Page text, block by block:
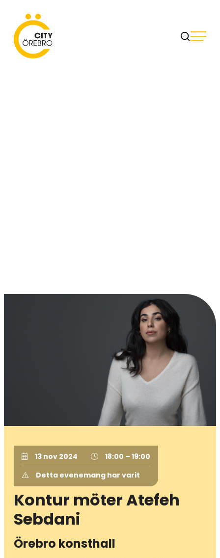
content
City Örebro
13 nov 2024
18:00 – 19:00
Detta evenemang har varit
Kontur möter Atefeh
Sebdani
Örebro konsthall